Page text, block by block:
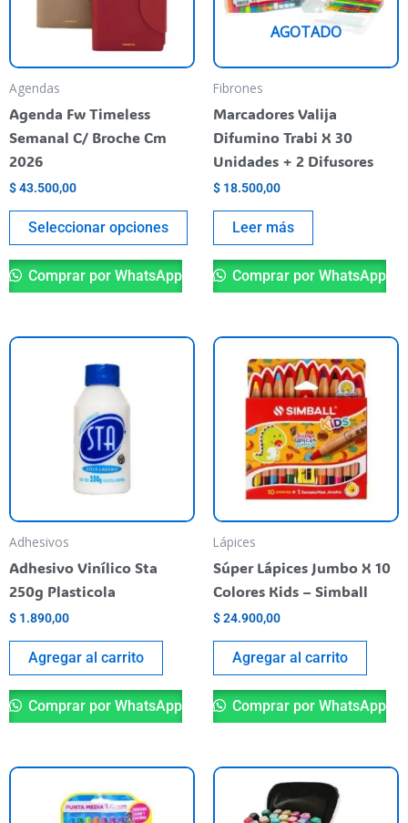
Agendas
Agenda Fw Timeless
Semanal C/ Broche Cm
2026
$43.500,00
Seleccionar opciones
se
pueden
elegir
página
producto
Comprar por WhatsApp
AGOTADO
Fibrones
Marcadores Valija
Difumino Trabi X 30
Unidades + 2 Difusores
$ 18.500,00
Leer más
Comprar por WhatsApp
Adhesivos
Adhesivo Vinílico Sta
250g Plasticola
$ 1.890,00
Agregar al carrito
Comprar por WhatsApp
Lápices
Súper Lápices Jumbo X 10
Colores Kids – Simball
$24.900,00
Agregar al carrito
Comprar por WhatsApp